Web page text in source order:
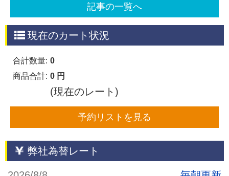
記事の一覧へ
現在のカート状況
合計数量: 0
商品合計: 0 円
(現在のレート)
予約リストを見る
弊社為替レート